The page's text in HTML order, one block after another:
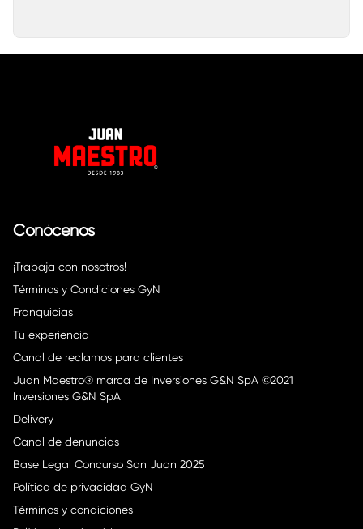
Conócenos
¡Trabaja con nosotros!
Términos y Condiciones GyN
Franquicias
Tu experiencia
Canal de reclamos para clientes
Juan Maestro® marca de Inversiones G&N SpA ©2021
Inversiones G&N SpA
Delivery
Canal de denuncias
Base Legal Concurso San Juan 2025
Política de privacidad GyN
Términos y condiciones